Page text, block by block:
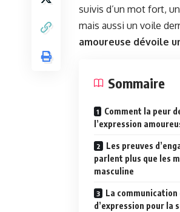
suivis d’un mot fort,
mais aussi un voile
amoureuse dévoile
Sommaire
Comment la peur
l’expression
Les preuves
parlent plus que les
masculine
La
d’expression pour la